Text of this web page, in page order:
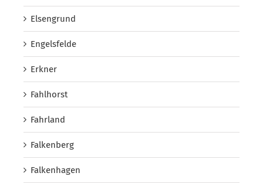
Elsengrund
Engelsfelde
Erkner
Fahlhorst
Fahrland
Falkenberg
Falkenhagen